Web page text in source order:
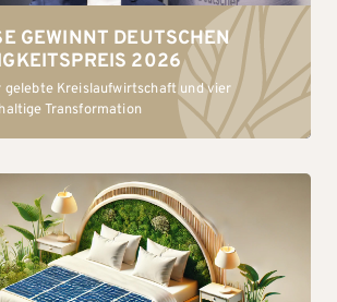
GEWINNT DEUTSCHEN
2026
gelebte Kreislaufwirtschaft und vier
Transformation